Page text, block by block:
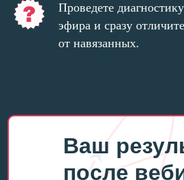
Проведете
эфира и сразу
от навязанных.
Ваш
после